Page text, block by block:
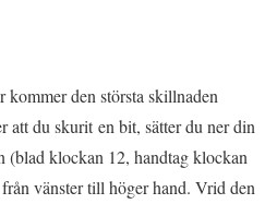
kommer den största skillnaden
att du skurit en bit, sätter du ner din
(blad klockan 12, handtag klockan
vänster till höger hand. Vrid den